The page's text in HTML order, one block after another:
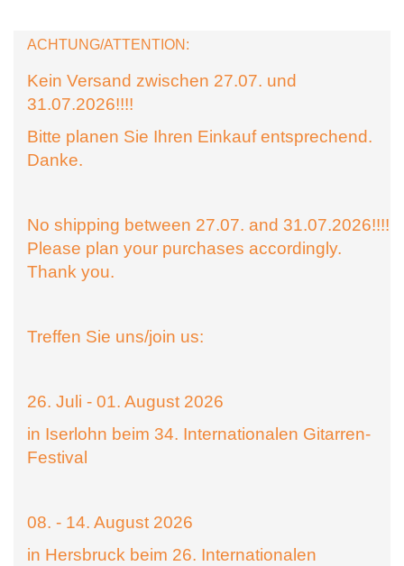
ACHTUNG/ATTENTION:
Kein Versand zwischen 27.07. und
31.07.2026!!!!
Bitte planen Sie Ihren Einkauf entsprechend.
Danke.
No shipping between 27.07. and 31.07.2026!!!!
Please plan your purchases accordingly.
Thank you.
Treffen Sie uns/join us:
26. Juli - 01. August 2026
in Iserlohn beim 34. Internationalen Gitarren-
Festival
08. - 14. August 2026
in Hersbruck beim 26. Internationalen